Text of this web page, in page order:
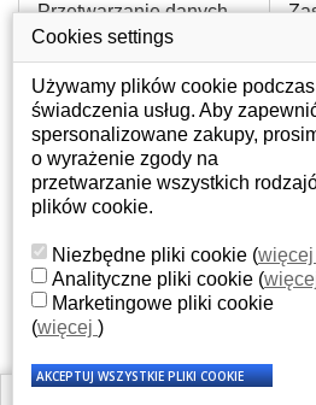
W naszym
cały okres
wyłącznie
oryginalne
wadliwych
JAK WYBRAĆ
DO LAPTOPA ACER
Odpowiedni ekran
konkretnego modelu
oznaczenie można
na spodzie laptopa lub pod
również umieszczone na
pęknięty ekran został
Przetwarzanie danych
osobowych
Gdzie nas znajdziesz
Twoje konto
Twoje konto
Dane osobowe
Adresy
Historia zamówień
Cookies settings
Używamy plików cookie podczas
świadczenia usług. Aby
spersonalizowane zakupy,
o wyrażenie zgody na
przetwarzanie wszystkich
plików cookie.
Niezbędne pliki cookie (więcej
Analityczne pliki cookie (
Marketingowe pliki cookie
(więcej )